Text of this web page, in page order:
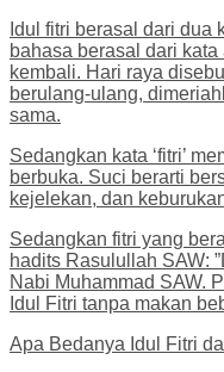
Idul fitri berasal dari dua
bahasa berasal dari kata
kembali. Hari raya
berulang-ulang,
sama.
Sedangkan kata ‘fitri’
berbuka. Suci berarti
kejelekan, dan
Sedangkan fitri yang
hadits Rasulullah SAW:
Nabi Muhammad SAW.
Idul Fitri tanpa makan
Apa Bedanya Idul Fitri